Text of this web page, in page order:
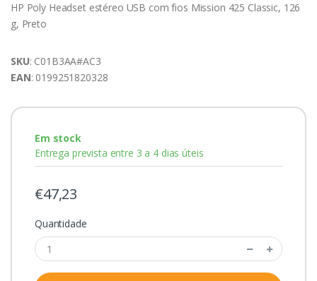
HP Poly Headset estéreo USB com fios Mission 425 Classic, 126
g, Preto
SKU: C01B3AA#AC3
EAN: 0199251820328
Em stock
Entrega prevista entre 3 a 4 dias úteis
€47,23
Quantidade